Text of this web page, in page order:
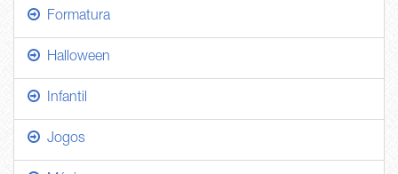
Formatura
Halloween
Infantil
Jogos